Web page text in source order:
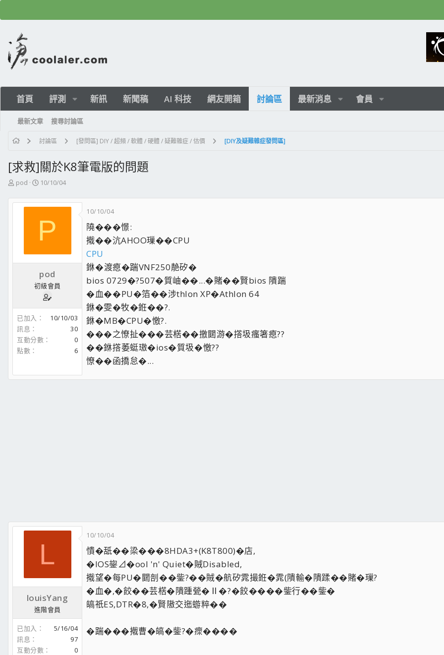
首頁 評測 新訊 新聞稿 AI 科技 網友開箱 討論區 最新消息 會員
最新文章 搜尋討論區
討論區 [發問區] DIY / 超頻 / 軟體 / 硬體 / 疑難雜症 / 估價 [DIY及疑難雜症發問區]
[求救]關於K8筆電版的問題
主
發
pod
開
日
10/10/04
P
pod
初級會員
已加入
10/10/03
訊息
30
互動分數
0
點數
6
10/10/04
隢���憬:
撠��沆AHOO璅��CPU
CPU
銝�渡瘜�踹VNF250靘矽�
bios 0729�?507�質岫��...�賭��賢bios 隤踹
�血��PU�箔��涉thlon XP�Athlon 64
銝�雯�牧�銋��?.
銝�MB�CPU�憿?.
���之憭扯���芸楛��撽閮游�撘圾瘙箸瘜??
��銝撘萎蜓璈�ios�質圾�憿??
憭��函撟怠�...
L
louisYang
進階會員
已加入
5/16/04
訊息
97
互動分數
0
10/10/04
憒�舐��梁���8HDA3+(K8T800)�店,
�IOS鋆⊿�ool 'n' Quiet�賊Disabled,
撠望�每PU�閮剖��鈭?��賊�航矽雿撮銋�雿(隤輸�隤蹂��賭�璅?
�血�,�餃��芸楛�隤踵甇�Ⅱ�?�餃����鈭行��鈭�
皜祇ES,DTR�8,�賢隞交迤蝣粹��
�踹���撠曹�皜�鈭?�瘝����